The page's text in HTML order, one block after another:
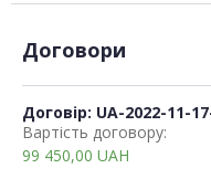
Договори
Договір: UA-2022-11-
Вартість договору:
99 450,00 UAH